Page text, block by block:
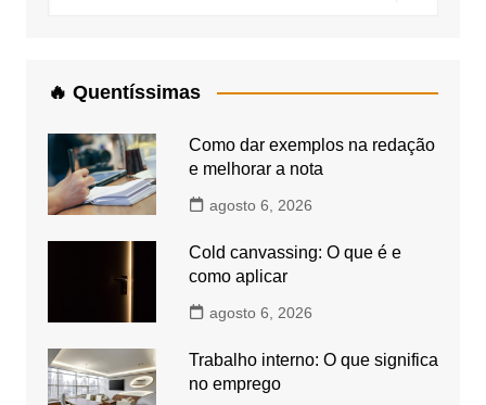
🔥 Quentíssimas
Como dar exemplos na redação
e melhorar a nota
agosto 6, 2026
Cold canvassing: O que é e
como aplicar
agosto 6, 2026
Trabalho interno: O que significa
no emprego